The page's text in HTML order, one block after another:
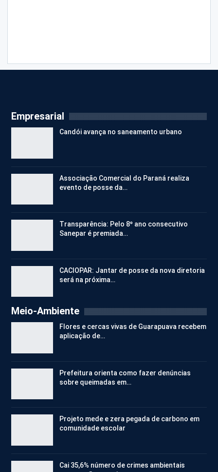
Empresarial
Candói avança no saneamento urbano
Associação Comercial do Paraná realiza
evento de posse da…
Transparência: Pelo 8º ano consecutivo
Sanepar é premiada…
CACIOPAR: Jantar de posse da nova diretoria
será na próxima…
Meio-Ambiente
Flores e cercas vivas de Guarapuava recebem
aplicação de…
Prefeitura orienta como fazer denúncias
sobre queimadas em…
Projeto mede e zera pegada de carbono em
comunidade escolar
Cai 35,6% número de crimes ambientais